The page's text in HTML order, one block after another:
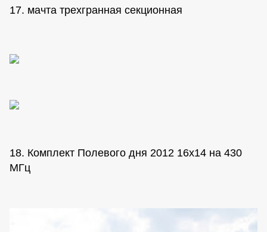
17. мачта трехгранная секционная
18. Комплект Полевого дня 2012 16х14 на 430
МГц